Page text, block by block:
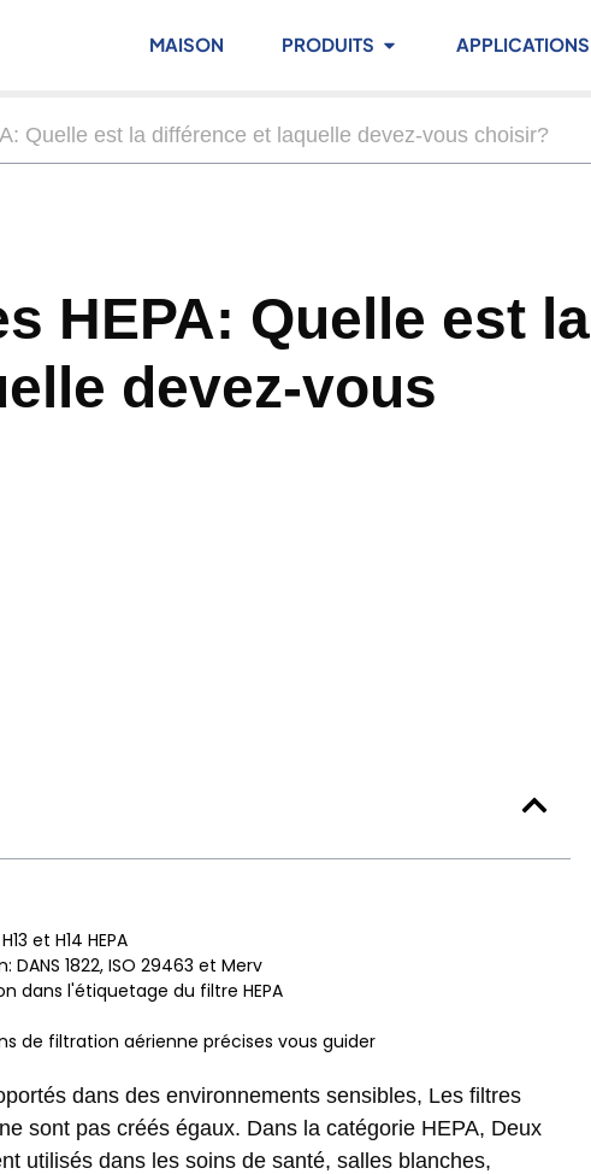
MAISON PRODUITS APPLICATIONS
Quelle est la différence et laquelle devez-vous choisir?
HEPA: Quelle est la
devez-vous
et H14 HEPA
1822, ISO 29463 et Merv
dans l'étiquetage du filtre HEPA
de filtration aérienne précises vous guider
dans des environnements sensibles, Les filtres
sont pas créés égaux. Dans la catégorie HEPA, Deux
utilisés dans les soins de santé, salles blanches,